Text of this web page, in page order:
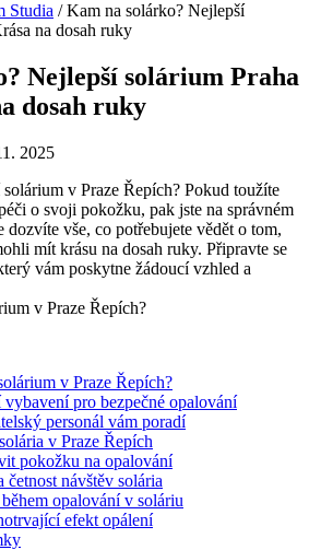
Studia / Kam na solárko? Nejlepší
na dosah ruky
Nejlepší solárium Praha
dosah ruky
2025
v Praze Řepích? Pokud toužíte
o svoji pokožku, pak jste na správném
dozvíte vše, co potřebujete vědět o tom,
⁢mít krásu na dosah ruky. Připravte se
vám poskytne ​žádoucí vzhled a
v Praze Řepích?
pro ‌bezpečné ​opalování
⁢personál vám ​poradí
v Praze Řepích
pokožku na opalování
četnost návštěv solária
⁤opalování v soláriu
efekt opálení